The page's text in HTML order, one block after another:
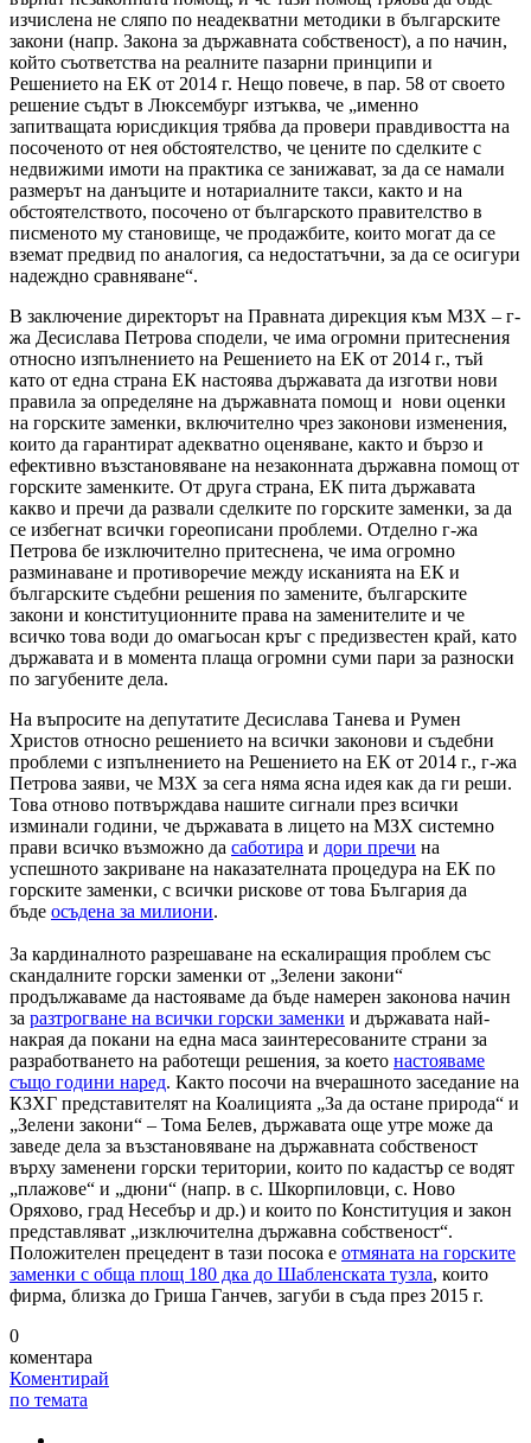
изчислена не сляпо по неадекватни методики в българските
закони (напр. Закона за държавната собственост), а по начин,
който съответства на реалните пазарни принципи и
Решението на ЕК от 2014 г. Нещо повече, в пар. 58 от своето
решение съдът в Люксембург изтъква, че „именно
запитващата юрисдикция трябва да провери правдивостта на
посоченото от нея обстоятелство, че цените по сделките с
недвижими имоти на практика се занижават, за да се намали
размерът на данъците и нотариалните такси, както и на
обстоятелството, посочено от българското правителство в
писменото му становище, че продажбите, които могат да се
вземат предвид по аналогия, са недостатъчни, за да се осигури
надеждно сравняване“.
В заключение директорът на Правната дирекция към МЗХ – г-
жа Десислава Петрова сподели, че има огромни притеснения
относно изпълнението на Решението на ЕК от 2014 г., тъй
като от една страна ЕК настоява държавата да изготви нови
правила за определяне на държавната помощ и нови оценки
на горските заменки, включително чрез законови изменения,
които да гарантират адекватно оценяване, както и бързо и
ефективно възстановяване на незаконната държавна помощ от
горските заменките. От друга страна, ЕК пита държавата
какво и пречи да развали сделките по горските заменки, за да
се избегнат всички гореописани проблеми. Отделно г-жа
Петрова бе изключително притеснена, че има огромно
разминаване и противоречие между исканията на ЕК и
българските съдебни решения по замените, българските
закони и конституционните права на заменителите и че
всичко това води до омагьосан кръг с предизвестен край, като
държавата и в момента плаща огромни суми пари за разноски
по загубените дела.
На въпросите на депутатите Десислава Танева и Румен
Христов относно решението на всички законови и съдебни
проблеми с изпълнението на Решението на ЕК от 2014 г., г-жа
Петрова заяви, че МЗХ за сега няма ясна идея как да ги реши.
Това отново потвърждава нашите сигнали през всички
изминали години, че държавата в лицето на МЗХ системно
прави всичко възможно да саботира и дори пречи на
успешното закриване на наказателната процедура на ЕК по
горските заменки, с всички рискове от това България да
бъде осъдена за милиони.
За кардиналното разрешаване на ескалиращия проблем със
скандалните горски заменки от „Зелени закони“
продължаваме да настояваме да бъде намерен законова начин
за разтрогване на всички горски заменки и държавата най-
накрая да покани на една маса заинтересованите страни за
разработването на работещи решения, за което настояваме
също години наред. Както посочи на вчерашното заседание на
КЗХГ представителят на Коалицията „За да остане природа“ и
„Зелени закони“ – Тома Белев, държавата още утре може да
заведе дела за възстановяване на държавната собственост
върху заменени горски територии, които по кадастър се водят
„плажове“ и „дюни“ (напр. в с. Шкорпиловци, с. Ново
Оряхово, град Несебър и др.) и които по Конституция и закон
представляват „изключителна държавна собственост“.
Положителен прецедент в тази посока е отмяната на горските
заменки с обща площ 180 дка до Шабленската тузла, които
фирма, близка до Гриша Ганчев, загуби в съда през 2015 г.
0
коментара
Коментирай
по темата